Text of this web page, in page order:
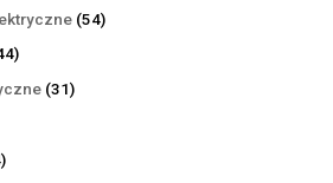
5454
44
produkty
3131
54